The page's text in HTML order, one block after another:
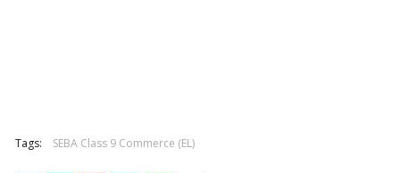
Tags: SEBA Class 9 Commerce (EL)